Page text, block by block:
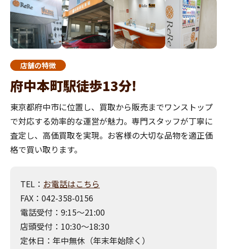
店舗の特徴
府中本町駅徒歩13分!
東京都府中市に位置し、買取から販売までワンストップ
で対応する効率的な運営が魅力。専門スタッフが丁寧に
査定し、高価買取を実現。お客様の大切な品物を適正価
格で買い取ります。
TEL： お電話はこちら
FAX：042-358-0156
電話受付：9:15～21:00
店頭受付：10:30～18:30
定休日：年中無休（年末年始除く）